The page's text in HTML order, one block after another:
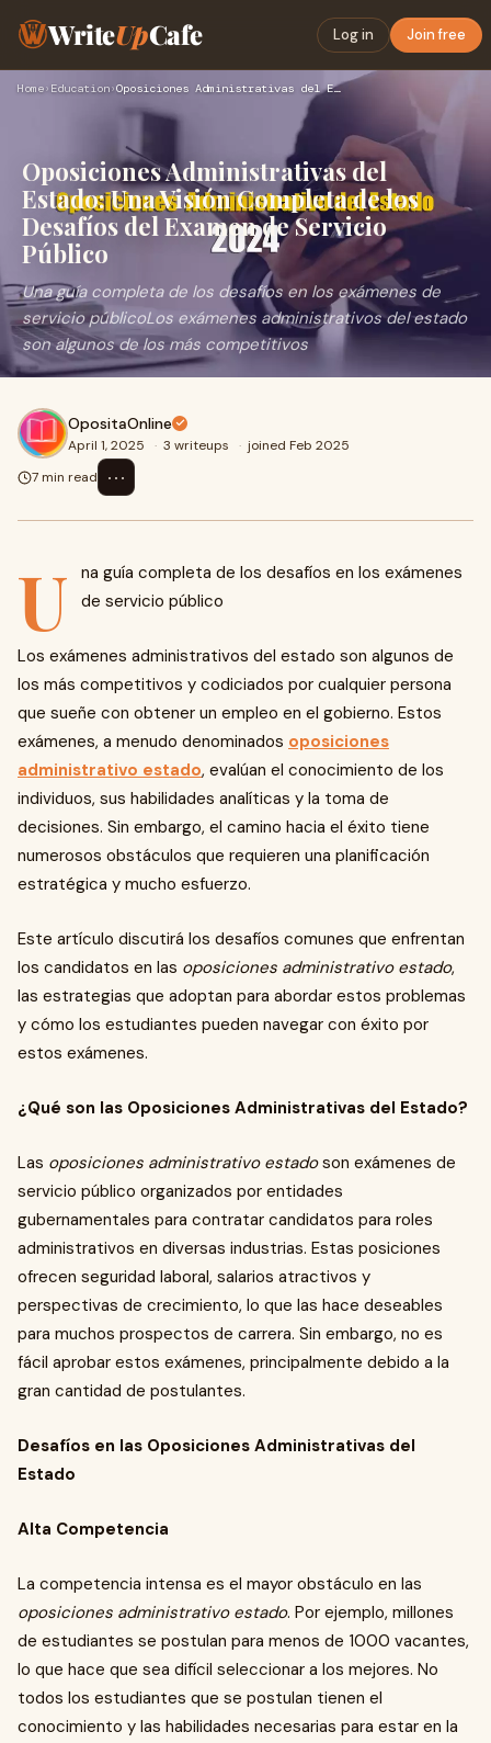
WriteUpCafe Log in Join free
Home› Education› Oposiciones Administrativas del Estado: Una Visión Completa …
Oposiciones Administrativas del
Estado: Una Visión Completa de los
Desafíos del Examen de Servicio
Público
Una guía completa de los desafíos en los exámenes de
servicio públicoLos exámenes administrativos del estado
son algunos de los más competitivos
OpositaOnline
April 1, 2025 · 3 writeups · joined Feb 2025
7 min read
⋯
U
na guía completa de los desafíos en los exámenes
de servicio público
Los exámenes administrativos del estado son algunos de
los más competitivos y codiciados por cualquier persona
que sueñe con obtener un empleo en el gobierno. Estos
exámenes, a menudo denominados oposiciones
administrativo estado, evalúan el conocimiento de los
individuos, sus habilidades analíticas y la toma de
decisiones. Sin embargo, el camino hacia el éxito tiene
numerosos obstáculos que requieren una planificación
estratégica y mucho esfuerzo.
Este artículo discutirá los desafíos comunes que enfrentan
los candidatos en las oposiciones administrativo estado,
las estrategias que adoptan para abordar estos problemas
y cómo los estudiantes pueden navegar con éxito por
estos exámenes.
¿Qué son las Oposiciones Administrativas del Estado?
Las oposiciones administrativo estadoson exámenes de
servicio público organizados por entidades
gubernamentales para contratar candidatos para roles
administrativos en diversas industrias. Estas posiciones
ofrecen seguridad laboral, salarios atractivos y
perspectivas de crecimiento, lo que las hace deseables
para muchos prospectos de carrera. Sin embargo, no es
fácil aprobar estos exámenes, principalmente debido a la
gran cantidad de postulantes.
Desafíos en las Oposiciones Administrativas del
Estado
Alta Competencia
La competencia intensa es el mayor obstáculo en las
oposiciones administrativo estado. Por ejemplo, millones
de estudiantes se postulan para menos de 1000 vacantes,
lo que hace que sea difícil seleccionar a los mejores. No
todos los estudiantes que se postulan tienen el
conocimiento y las habilidades necesarias para estar en la